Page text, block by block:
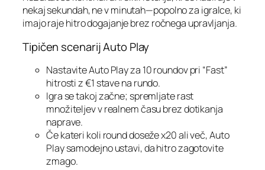
nekaj sekundah, ne v minutah—popolno za igralce, ki
imajo raje hitro dogajanje brez ročnega upravljanja.
Tipičen scenarij Auto Play
Nastavite Auto Play za 10 roundov pri “Fast”
hitrosti z €1 stave na rundo.
Igra se takoj začne; spremljate rast
množiteljev v realnem času brez dotikanja
naprave.
Če kateri koli round doseže x20 ali več, Auto
Play samodejno ustavi, da hitro zagotovite
zmago.